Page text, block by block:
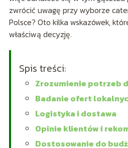
zwrócić uwagę przy wyborze
Polsce? Oto kilka wskazówek,
właściwą decyzję.
Spis treści:
Zrozumienie potrzeb
Badanie ofert
Logistyka i dostawa
Opinie klientów i
Dostosowanie do